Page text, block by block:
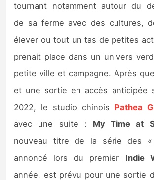
Previews
Précommandes
Précommandes jeux Switch
Sorties de jeux
Bons plans
Guides
tournant notamment autour du
de sa ferme avec des cultures,
élever ou tout un tas de petites
prenait place dans un univers
petite ville et campagne. Après
et une sortie en accès anticipée
2022, le studio chinois Pathea
avec une suite : My Time at
nouveau titre de la série des «
annoncé lors du premier Indie
année, est prévu pour une sortie